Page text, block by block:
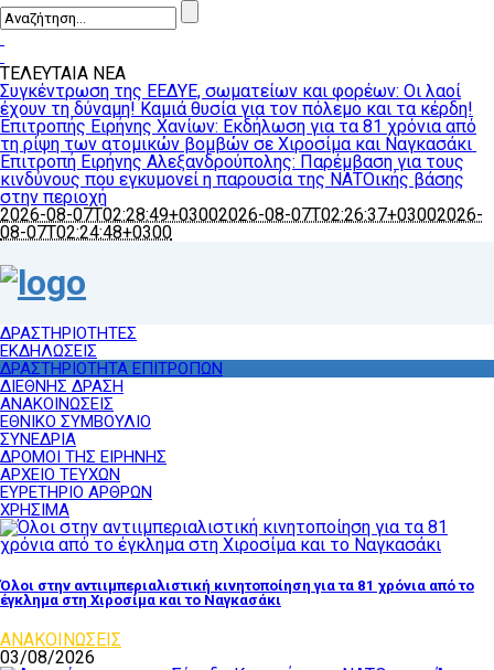
ΤΕΛΕΥΤΑΙΑ ΝΕΑ
Συγκέντρωση της ΕΕΔΥΕ, σωματείων και φορέων: Οι λαοί
έχουν τη δύναμη! Καμιά θυσία για τον πόλεμο και τα κέρδη!
Επιτροπής Ειρήνης Χανίων: Εκδήλωση για τα 81 χρόνια από
τη ρίψη των ατομικών βομβών σε Χιροσίμα και Ναγκασάκι
Επιτροπή Ειρήνης Αλεξανδρούπολης: Παρέμβαση για τους
κινδύνους που εγκυμονεί η παρουσία της ΝΑΤΟικής βάσης
στην περιοχή
2026-08-07T02:28:49+03002026-08-07T02:26:37+03002026-
08-07T02:24:48+0300
ΔΡΑΣΤΗΡΙΟΤΗΤΕΣ
ΕΚΔΗΛΩΣΕΙΣ
ΔΡΑΣΤΗΡΙΟΤΗΤΑ ΕΠΙΤΡΟΠΩΝ
ΔΙΕΘΝΗΣ ΔΡΑΣΗ
ΑΝΑΚΟΙΝΩΣΕΙΣ
ΕΘΝΙΚΟ ΣΥΜΒΟΥΛΙΟ
ΣΥΝΕΔΡΙΑ
ΔΡΟΜΟΙ ΤΗΣ ΕΙΡΗΝΗΣ
ΑΡΧΕΙΟ ΤΕΥΧΩΝ
ΕΥΡΕΤΗΡΙΟ ΑΡΘΡΩΝ
ΧΡΗΣΙΜΑ
Όλοι στην αντιιμπεριαλιστική κινητοποίηση για τα 81 χρόνια από το
έγκλημα στη Χιροσίμα και το Ναγκασάκι
ΑΝΑΚΟΙΝΩΣΕΙΣ
03/08/2026